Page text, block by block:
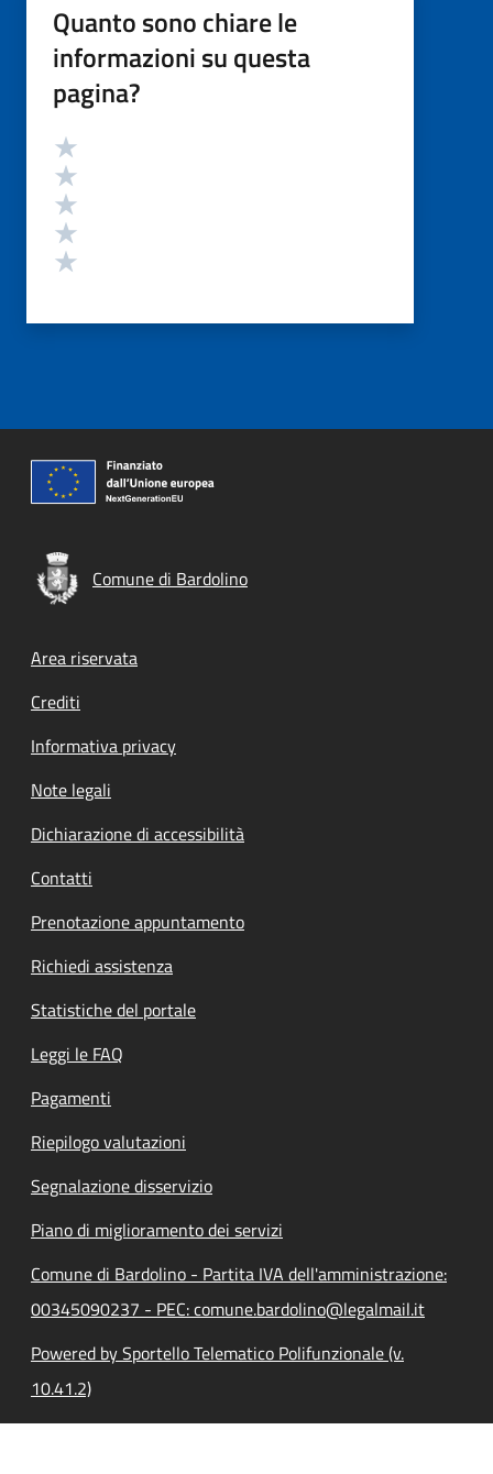
Quanto sono chiare le
informazioni su questa
pagina?
Valutazione
Comune di Bardolino
Footer menu
Area riservata
Crediti
Informativa privacy
Note legali
Dichiarazione di accessibilità
Contatti
Prenotazione appuntamento
Richiedi assistenza
Statistiche del portale
Leggi le FAQ
Pagamenti
Riepilogo valutazioni
Segnalazione disservizio
Piano di miglioramento dei servizi
Comune di Bardolino - Partita IVA dell'amministrazione:
00345090237 - PEC: comune.bardolino@legalmail.it
Powered by Sportello Telematico Polifunzionale (v.
10.41.2)